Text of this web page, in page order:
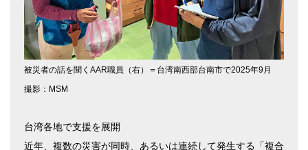
被災者の話を聞くAAR職員（右）＝台湾南西部台南市で2025年9月
撮影：MSM
台湾各地で支援を展開
近年、複数の災害が同時、あるいは連続して発生する「複合